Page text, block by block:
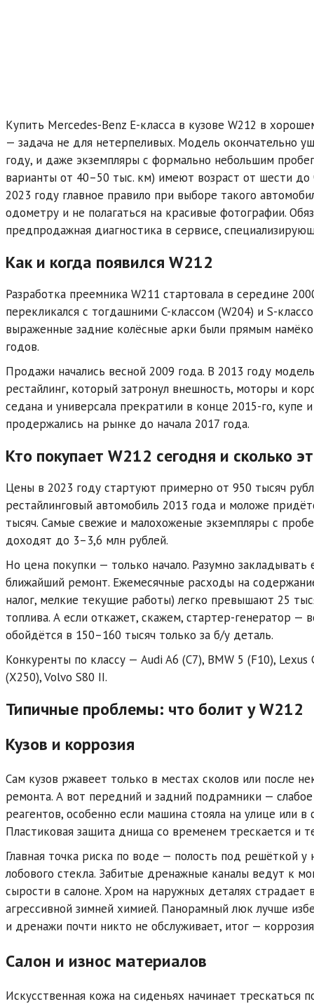
Купить Mercedes-Benz E-класса в кузове W212 в
— задача не для нетерпеливых. Модель окончательно
году, и даже экземпляры с формально небольшим
варианты от 40–50 тыс. км) имеют возраст от шести до
2023 году главное правило при выборе такого
одометру и не полагаться на красивые фотографии.
предпродажная диагностика в сервисе,
Как и когда появился W212
Разработка преемника W211 стартовала в середине
перекликался с тогдашними C-классом (W204) и S-
выраженные задние колёсные арки были прямым
годов.
Продажи начались весной 2009 года. В 2013 году
рестайлинг, который затронул внешность, моторы и
седана и универсала прекратили в конце 2015-го, купе
продержались на рынке до начала 2017 года.
Кто покупает W212 сегодня и сколько
Цены в 2023 году стартуют примерно от 950 тысяч
рестайлинговый автомобиль 2013 года и моложе
тысяч. Самые свежие и малохоженые экземпляры с
доходят до 3–3,6 млн рублей.
Но цена покупки — только начало. Разумно
ближайший ремонт. Ежемесячные расходы на
налог, мелкие текущие работы) легко превышают 25
топлива. А если откажет, скажем, стартер-генератор —
обойдётся в 150–160 тысяч только за б/у деталь.
Конкуренты по классу — Audi A6 (C7), BMW 5 (F10), Lexus
(X250), Volvo S80 II.
Типичные проблемы: что болит у W212
Кузов и коррозия
Сам кузов ржавеет только в местах сколов или после
ремонта. А вот передний и задний подрамники —
реагентов, особенно если машина стояла на улице или в
Пластиковая защита днища со временем трескается и
Главная точка риска по воде — полость под решёткой
лобового стекла. Забитые дренажные каналы ведут к
сырости в салоне. Хром на наружных деталях страдает
агрессивной зимней химией. Панорамный люк лучше
и дренажи почти никто не обслуживает, итог —
Салон и износ материалов
Искусственная кожа на сиденьях начинает трескаться